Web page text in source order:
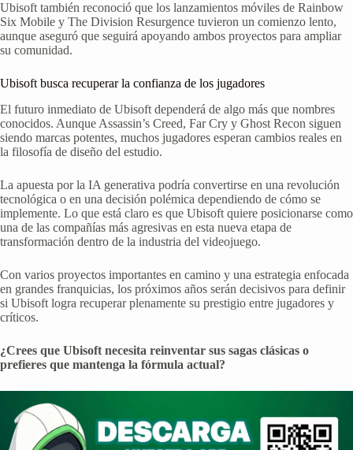
Ubisoft también reconoció que los lanzamientos móviles de Rainbow
Six Mobile y The Division Resurgence tuvieron un comienzo lento,
aunque aseguró que seguirá apoyando ambos proyectos para ampliar
su comunidad.
Ubisoft busca recuperar la confianza de los jugadores
El futuro inmediato de Ubisoft dependerá de algo más que nombres
conocidos. Aunque Assassin’s Creed, Far Cry y Ghost Recon siguen
siendo marcas potentes, muchos jugadores esperan cambios reales en
la filosofía de diseño del estudio.
La apuesta por la IA generativa podría convertirse en una revolución
tecnológica o en una decisión polémica dependiendo de cómo se
implemente. Lo que está claro es que Ubisoft quiere posicionarse como
una de las compañías más agresivas en esta nueva etapa de
transformación dentro de la industria del videojuego.
Con varios proyectos importantes en camino y una estrategia enfocada
en grandes franquicias, los próximos años serán decisivos para definir
si Ubisoft logra recuperar plenamente su prestigio entre jugadores y
críticos.
¿Crees que Ubisoft necesita reinventar sus sagas clásicas o
prefieres que mantenga la fórmula actual?